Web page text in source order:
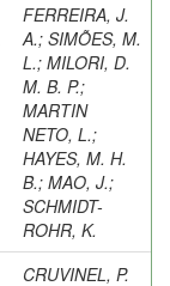
FERREIRA, J.
A.; SIMÕES, M.
L.; MILORI, D.
M. B. P.;
MARTIN
NETO, L.;
HAYES, M. H.
B.; MAO, J.;
SCHMIDT-
ROHR, K.
CRUVINEL, P.